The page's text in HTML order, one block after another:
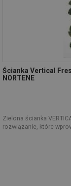
Ścianka Vertical
NORTENE
Zielona ścianka
rozwiązanie, które